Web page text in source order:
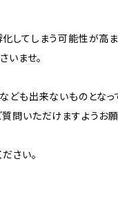
してしまう可能性が高ま
いませ。
も出来ないものとなっ
問いただけますようお願
さい。